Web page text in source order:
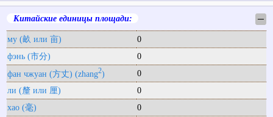
Китайские единицы площади: ─
му (畝 или 亩)
0
фэнь (市分)
0
фан чжуан (方丈) (zhang2)
0
ли (釐 или 厘)
0
хао (毫)
0